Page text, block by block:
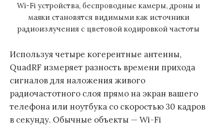
Wi-Fi устройства, беспроводные камеры, дроны и
маяки становятся видимыми как источники
радиоизлучения с цветовой кодировкой частоты
Используя четыре когерентные антенны,
QuadRF измеряет разность времени прихода
сигналов для наложения живого
радиочастотного слоя прямо на экран вашего
телефона или ноутбука со скоростью 30 кадров
в секунду. Обычные объекты — Wi-Fi